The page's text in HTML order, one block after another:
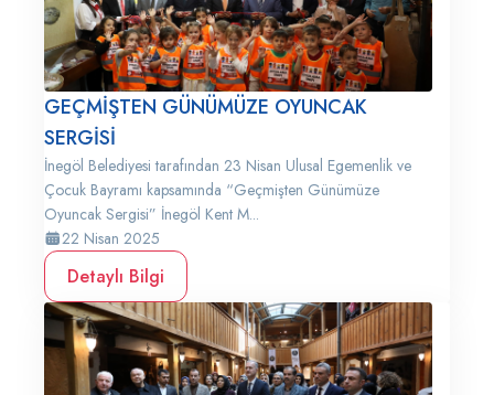
GEÇMİŞTEN GÜNÜMÜZE OYUNCAK
SERGİSİ
İnegöl Belediyesi tarafından 23 Nisan Ulusal Egemenlik ve
Çocuk Bayramı kapsamında “Geçmişten Günümüze
Oyuncak Sergisi” İnegöl Kent M...
22 Nisan 2025
Detaylı Bilgi